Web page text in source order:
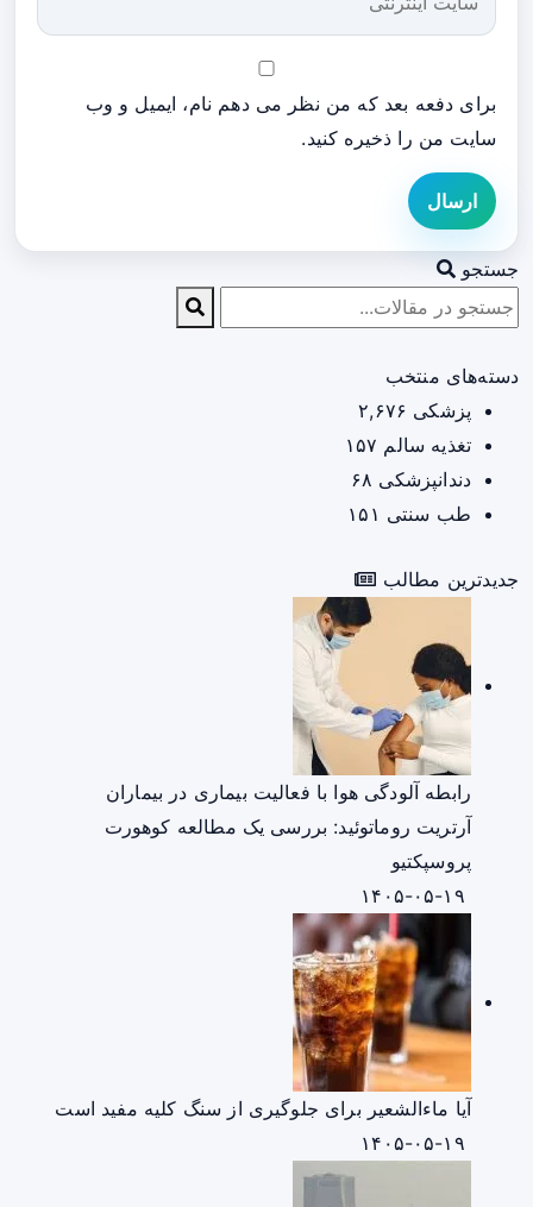
برای دفعه بعد که من نظر می دهم نام، ایمیل و وب
سایت من را ذخیره کنید.
ارسال
جستجو
دسته‌های منتخب
پزشکی ۲,۶۷۶
تغذیه سالم ۱۵۷
دندانپزشکی ۶۸
طب سنتی ۱۵۱
جدیدترین مطالب
رابطه آلودگی هوا با فعالیت بیماری در بیماران
آرتریت روماتوئید: بررسی یک مطالعه کوهورت
پروسپکتیو
آیا ماءالشعیر برای جلوگیری از سنگ کلیه مفید است